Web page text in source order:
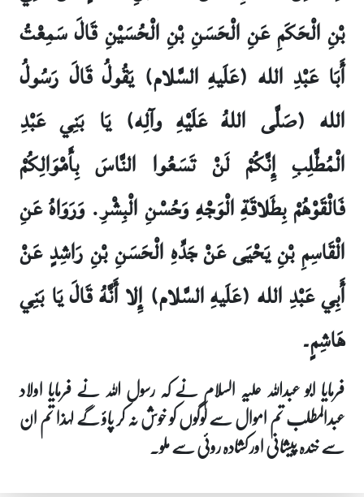
بْنِ الْحَكَمِ عَنِ الْحَسَنِ بْنِ الْحُسَيْنِ قَالَ سَمِعْتُ
أَبَا عَبْدِ الله (عَلَيهِ السَّلام) يَقُولُ قَالَ رَسُولُ
الله (صَلَّى اللهُ عَلَيْهِ وآلِه) يَا بَنِي عَبْدِ
الْمُطَّلِبِ إِنَّكُمْ لَنْ تَسَعُوا النَّاسَ بِأَمْوَالِكُمْ
فَالْقَوْهُمْ بِطَلاقَةِ الْوَجْهِ وَحُسْنِ الْبِشْرِ. وَرَوَاهُ عَنِ
الْقَاسِمِ بْنِ يَحْيَى عَنْ جَدِّهِ الْحَسَنِ بْنِ رَاشِدٍ عَنْ
أَبِي عَبْدِ الله (عَلَيهِ السَّلام) إِلا أَنَّهُ قَالَ يَا بَنِي
هَاشِمٍ۔
فرمایا ابو عبداللہ علیہ السلام نے کہ رسول اللہ نے فرمایا اولاد
عبدالمطلب تم اموال سے لوگوں کو خوش نہ کر پاؤ گے لہذا تم ان
سے خندہ پیشانی اور کشادہ روئی سے ملو۔